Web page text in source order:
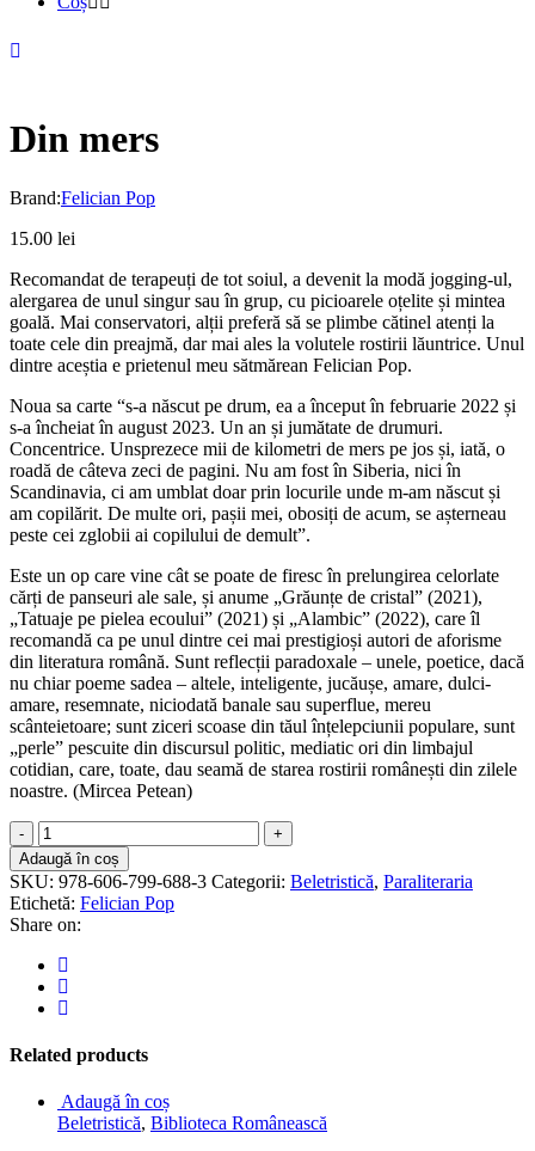
Din mers
Brand:Felician Pop
15.00 lei
Recomandat de terapeuți de tot soiul, a devenit la modă jogging-ul,
alergarea de unul singur sau în grup, cu picioarele oțelite și mintea
goală. Mai conservatori, alții preferă să se plimbe cătinel atenți la
toate cele din preajmă, dar mai ales la volutele rostirii lăuntrice. Unul
dintre aceștia e prietenul meu sătmărean Felician Pop.
Noua sa carte “s-a născut pe drum, ea a început în februarie 2022 și
s-a încheiat în august 2023. Un an și jumătate de drumuri.
Concentrice. Unsprezece mii de kilometri de mers pe jos și, iată, o
roadă de câteva zeci de pagini. Nu am fost în Siberia, nici în
Scandinavia, ci am umblat doar prin locurile unde m-am născut și
am copilărit. De multe ori, pașii mei, obosiți de acum, se așterneau
peste cei zglobii ai copilului de demult”.
Este un op care vine cât se poate de firesc în prelungirea celorlate
cărți de panseuri ale sale, și anume „Grăunțe de cristal” (2021),
„Tatuaje pe pielea ecoului” (2021) și „Alambic” (2022), care îl
recomandă ca pe unul dintre cei mai prestigioși autori de aforisme
din literatura română. Sunt reflecții paradoxale – unele, poetice, dacă
nu chiar poeme sadea – altele, inteligente, jucăușe, amare, dulci-
amare, resemnate, niciodată banale sau superflue, mereu
scânteietoare; sunt ziceri scoase din tăul înțelepciunii populare, sunt
„perle” pescuite din discursul politic, mediatic ori din limbajul
cotidian, care, toate, dau seamă de starea rostirii românești din zilele
noastre. (Mircea Petean)
Din
mers
quantity
Adaugă în coș
SKU: 978-606-799-688-3 Categorii: Beletristică, Paraliteraria
Etichetă: Felician Pop
Share on:
Related products
Adaugă în coș
Beletristică, Biblioteca Românească